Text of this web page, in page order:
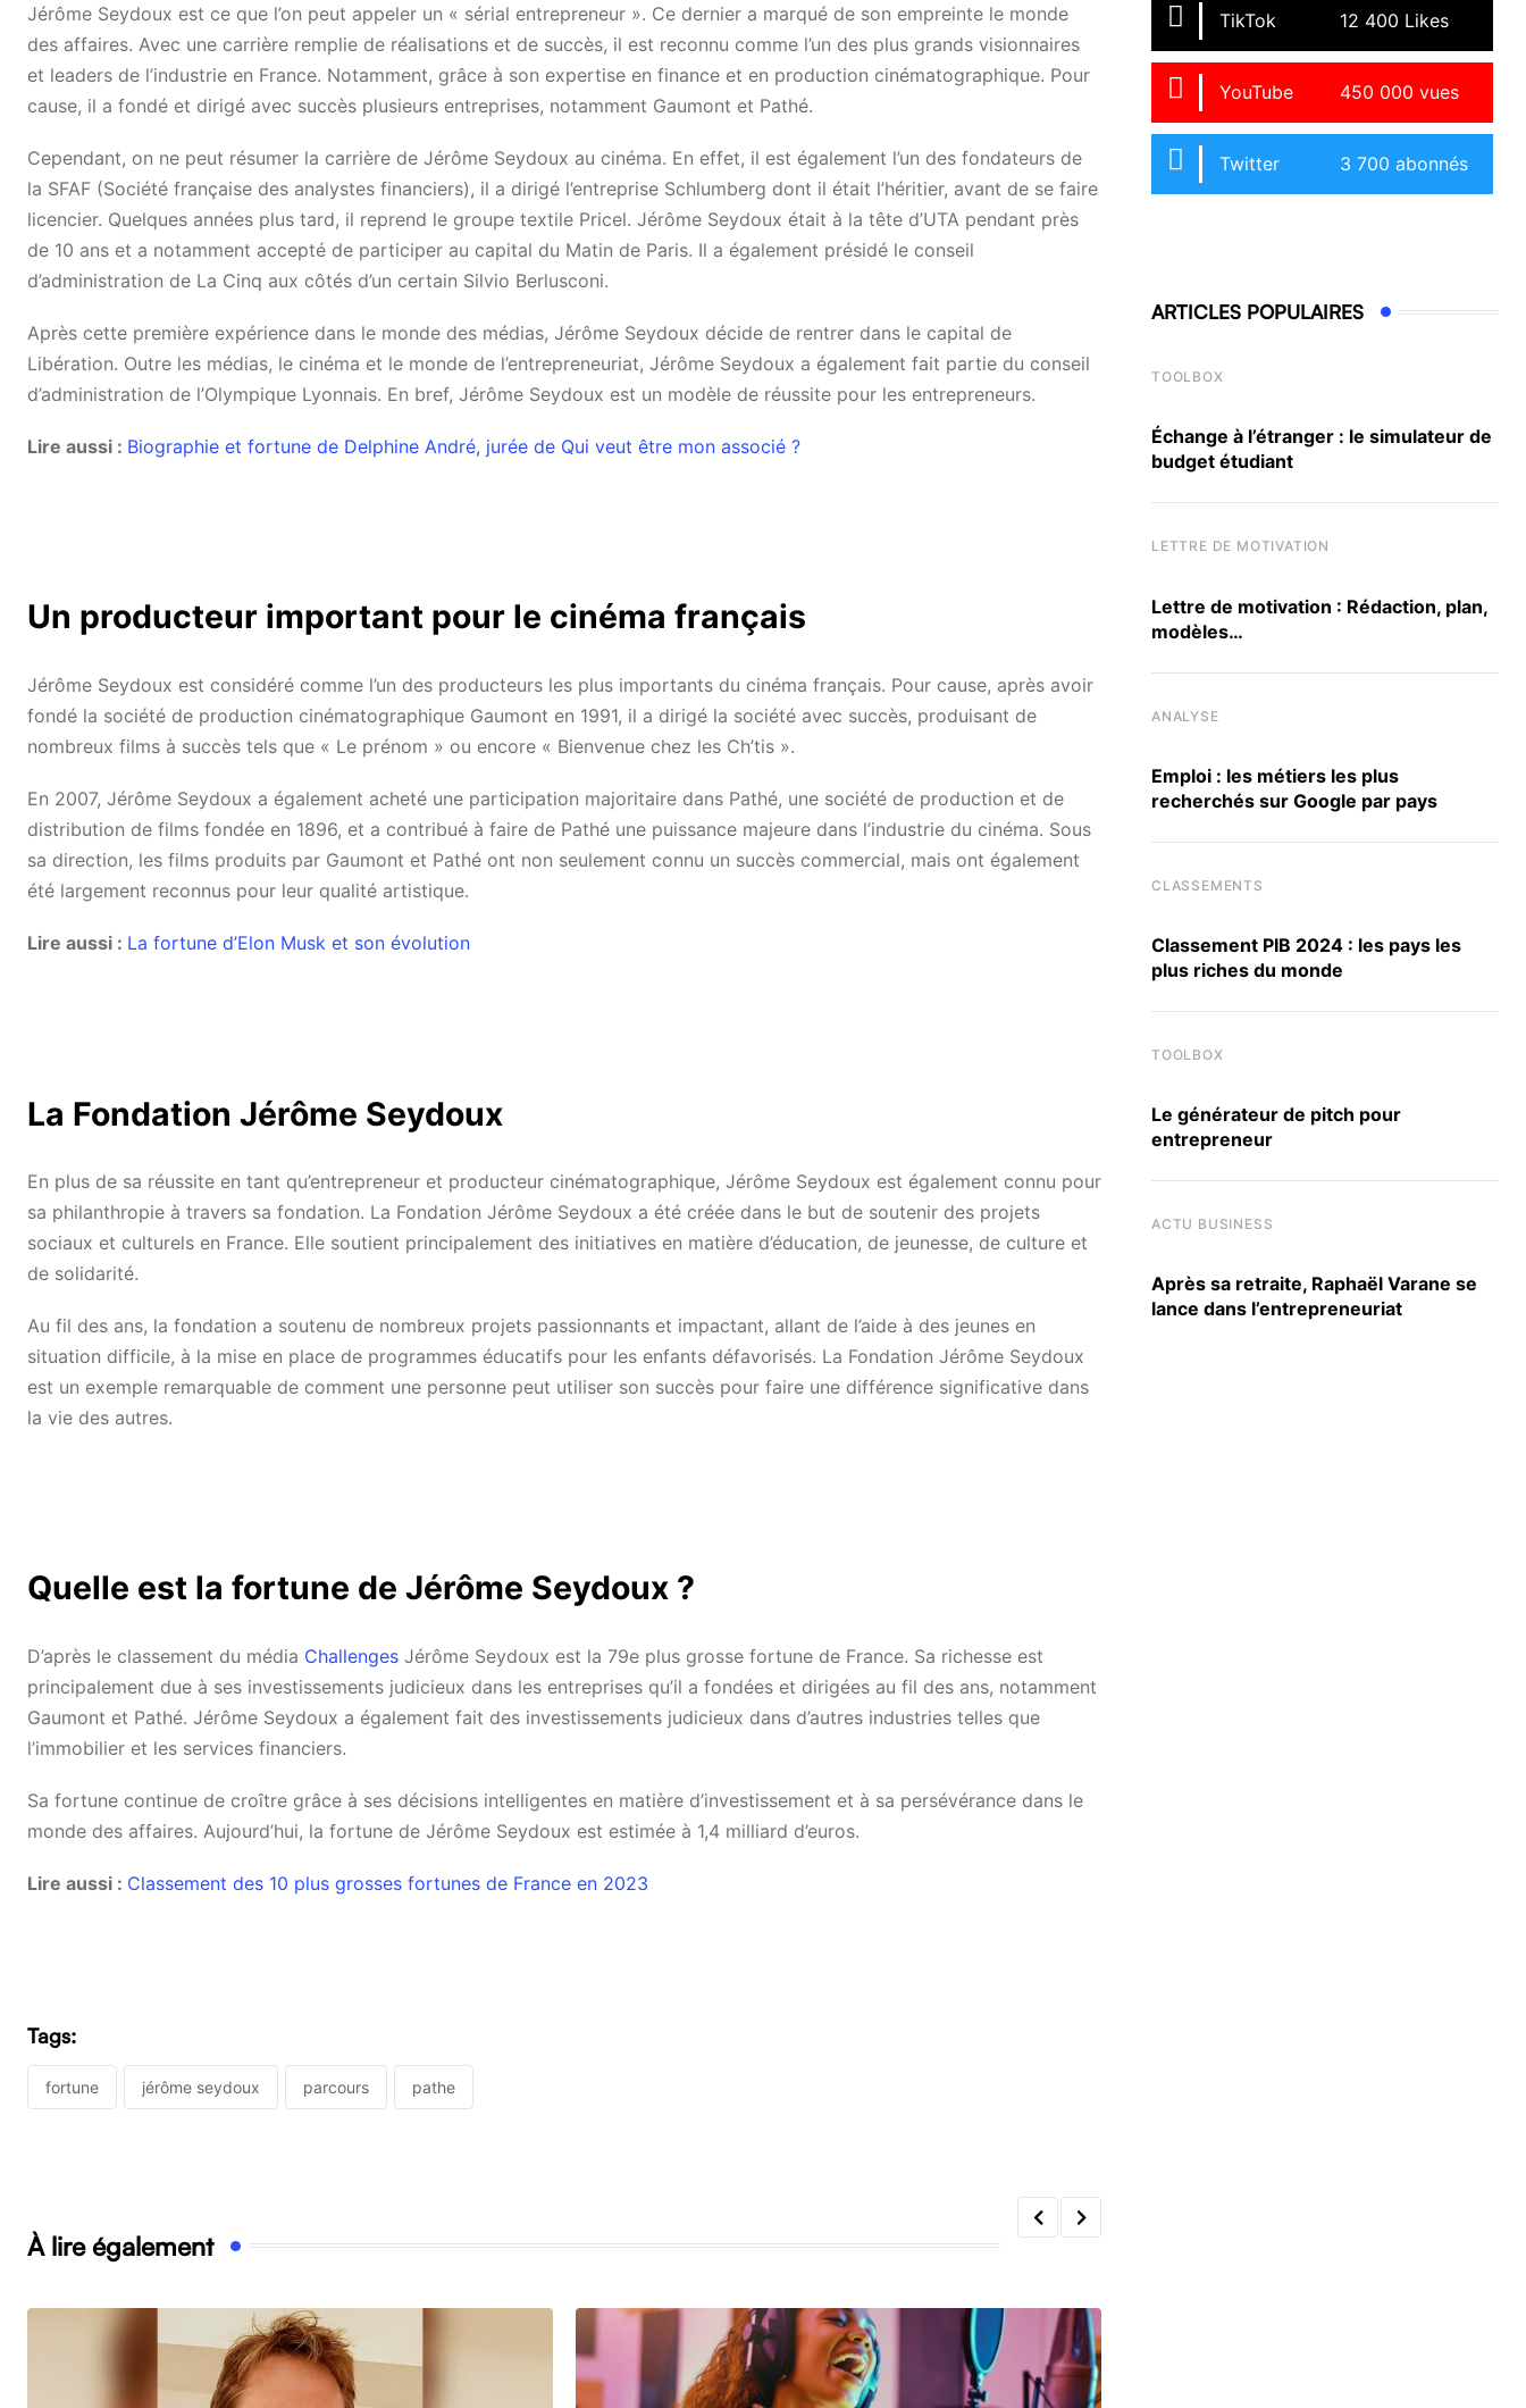
Jérôme Seydoux est ce que l’on peut appeler un « sérial entrepreneur ». Ce dernier a marqué de son empreinte le monde
des affaires. Avec une carrière remplie de réalisations et de succès, il est reconnu comme l’un des plus grands visionnaires
et leaders de l’industrie en France. Notamment, grâce à son expertise en finance et en production cinématographique. Pour
cause, il a fondé et dirigé avec succès plusieurs entreprises, notamment Gaumont et Pathé.
Cependant, on ne peut résumer la carrière de Jérôme Seydoux au cinéma. En effet, il est également l’un des fondateurs de
la SFAF (Société française des analystes financiers), il a dirigé l’entreprise Schlumberg dont il était l’héritier, avant de se faire
licencier. Quelques années plus tard, il reprend le groupe textile Pricel. Jérôme Seydoux était à la tête d’UTA pendant près
de 10 ans et a notamment accepté de participer au capital du Matin de Paris. Il a également présidé le conseil
d’administration de La Cinq aux côtés d’un certain Silvio Berlusconi.
Après cette première expérience dans le monde des médias, Jérôme Seydoux décide de rentrer dans le capital de
Libération. Outre les médias, le cinéma et le monde de l’entrepreneuriat, Jérôme Seydoux a également fait partie du conseil
d’administration de l’Olympique Lyonnais. En bref, Jérôme Seydoux est un modèle de réussite pour les entrepreneurs.
Lire aussi : Biographie et fortune de Delphine André, jurée de Qui veut être mon associé ?
Un producteur important pour le cinéma français
Jérôme Seydoux est considéré comme l’un des producteurs les plus importants du cinéma français. Pour cause, après avoir
fondé la société de production cinématographique Gaumont en 1991, il a dirigé la société avec succès, produisant de
nombreux films à succès tels que « Le prénom » ou encore « Bienvenue chez les Ch’tis ».
En 2007, Jérôme Seydoux a également acheté une participation majoritaire dans Pathé, une société de production et de
distribution de films fondée en 1896, et a contribué à faire de Pathé une puissance majeure dans l’industrie du cinéma. Sous
sa direction, les films produits par Gaumont et Pathé ont non seulement connu un succès commercial, mais ont également
été largement reconnus pour leur qualité artistique.
Lire aussi : La fortune d’Elon Musk et son évolution
La Fondation Jérôme Seydoux
En plus de sa réussite en tant qu’entrepreneur et producteur cinématographique, Jérôme Seydoux est également connu pour
sa philanthropie à travers sa fondation. La Fondation Jérôme Seydoux a été créée dans le but de soutenir des projets
sociaux et culturels en France. Elle soutient principalement des initiatives en matière d’éducation, de jeunesse, de culture et
de solidarité.
Au fil des ans, la fondation a soutenu de nombreux projets passionnants et impactant, allant de l’aide à des jeunes en
situation difficile, à la mise en place de programmes éducatifs pour les enfants défavorisés. La Fondation Jérôme Seydoux
est un exemple remarquable de comment une personne peut utiliser son succès pour faire une différence significative dans
la vie des autres.
Quelle est la fortune de Jérôme Seydoux ?
D’après le classement du média Challenges Jérôme Seydoux est la 79e plus grosse fortune de France. Sa richesse est
principalement due à ses investissements judicieux dans les entreprises qu’il a fondées et dirigées au fil des ans, notamment
Gaumont et Pathé. Jérôme Seydoux a également fait des investissements judicieux dans d’autres industries telles que
l’immobilier et les services financiers.
Sa fortune continue de croître grâce à ses décisions intelligentes en matière d’investissement et à sa persévérance dans le
monde des affaires. Aujourd’hui, la fortune de Jérôme Seydoux est estimée à 1,4 milliard d’euros.
Lire aussi : Classement des 10 plus grosses fortunes de France en 2023
Tags:
fortune jérôme seydoux parcours pathe
À lire également
TikTok 12 400 Likes
YouTube 450 000 vues
Twitter 3 700 abonnés
ARTICLES POPULAIRES
TOOLBOX
Échange à l’étranger : le simulateur de
budget étudiant
LETTRE DE MOTIVATION
Lettre de motivation : Rédaction, plan,
modèles…
ANALYSE
Emploi : les métiers les plus
recherchés sur Google par pays
CLASSEMENTS
Classement PIB 2024 : les pays les
plus riches du monde
TOOLBOX
Le générateur de pitch pour
entrepreneur
ACTU BUSINESS
Après sa retraite, Raphaël Varane se
lance dans l’entrepreneuriat